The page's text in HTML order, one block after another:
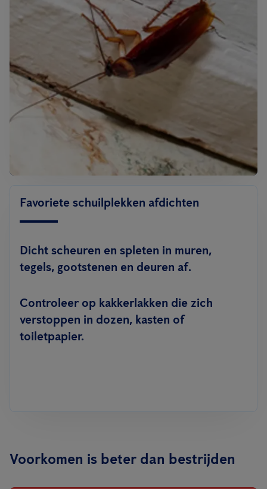
Favoriete schuilplekken afdichten
Dicht scheuren en spleten in muren,
tegels, gootstenen en deuren af.
Controleer op kakkerlakken die zich
verstoppen in dozen, kasten of
toiletpapier.
Voorkomen is beter dan bestrijden